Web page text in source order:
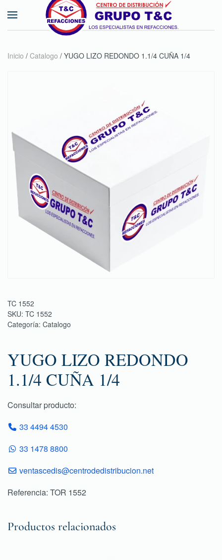
Skip to main content
Inicio / Catalogo / YUGO LIZO REDONDO 1.1/4 CUÑA 1/4
TC 1552
SKU: TC 1552
Categoría: Catalogo
YUGO LIZO REDONDO
1.1/4 CUÑA 1/4
Consultar producto:
33 4494 4530
33 1478 8800
ventascedis@centrodedistribucion.net
Referencia: TOR 1552
Productos relacionados